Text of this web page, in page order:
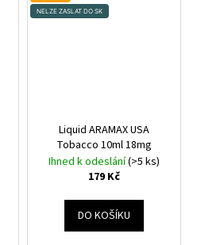
NELZE ZASLAT DO SK
Liquid ARAMAX USA
Tobacco 10ml 18mg
Ihned k odeslání(>5 ks)
179 Kč
DO KOŠÍKU